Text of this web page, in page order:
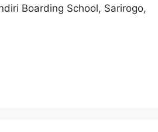
Boarding School, Sarirogo,